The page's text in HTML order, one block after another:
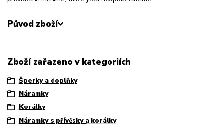
Původ zboží
Zboží zařazeno v kategoriích
Šperky a doplňky
Náramky
Korálky
Náramky s přívěsky a korálky